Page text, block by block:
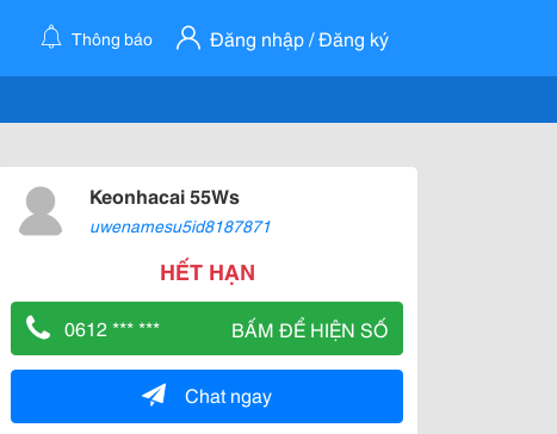
Thông báo Đăng nhập / Đăng ký
Keonhacai 55Ws
uwenamesu5id8187871
HẾT HẠN
0612 *** *** BẤM ĐỂ HIỆN SỐ
Chat ngay